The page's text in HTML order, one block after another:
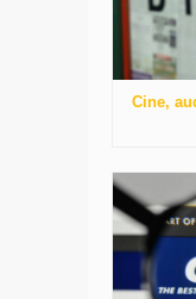
Cine,